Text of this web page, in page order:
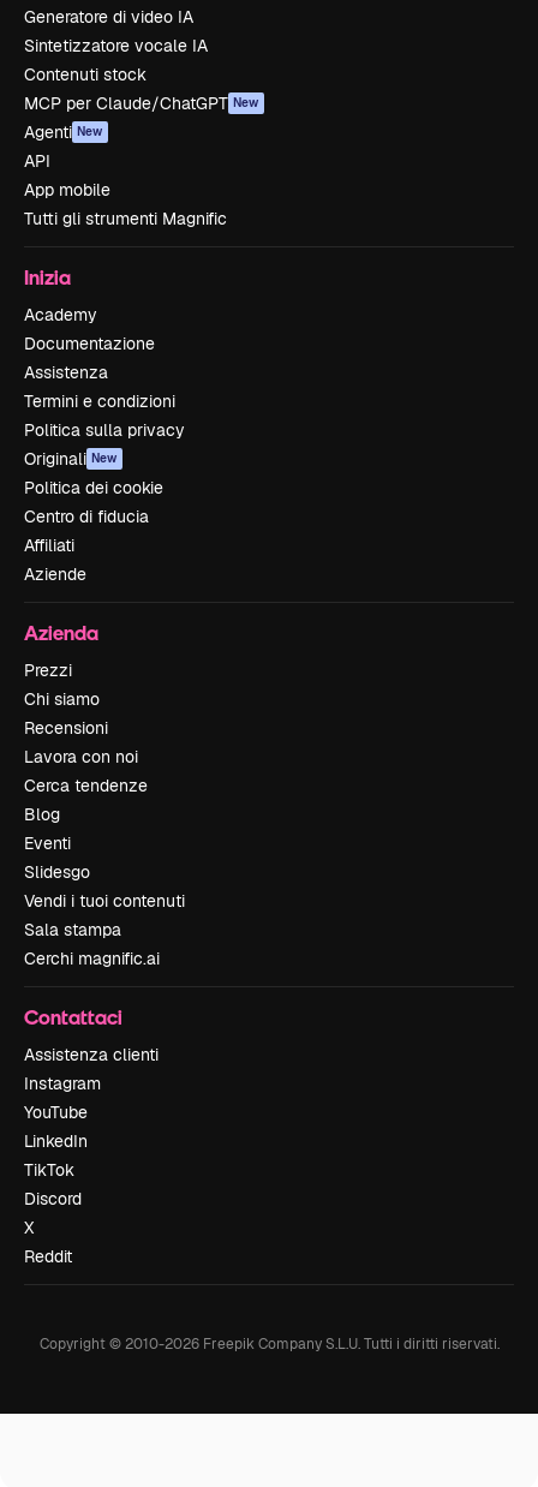
Generatore di video IA
Sintetizzatore vocale IA
Contenuti stock
MCP per Claude/ChatGPT New
Agenti New
API
App mobile
Tutti gli strumenti Magnific
Inizia
Academy
Documentazione
Assistenza
Termini e condizioni
Politica sulla privacy
Originali New
Politica dei cookie
Centro di fiducia
Affiliati
Aziende
Azienda
Prezzi
Chi siamo
Recensioni
Lavora con noi
Cerca tendenze
Blog
Eventi
Slidesgo
Vendi i tuoi contenuti
Sala stampa
Cerchi magnific.ai
Contattaci
Assistenza clienti
Instagram
YouTube
LinkedIn
TikTok
Discord
X
Reddit
Copyright © 2010-2026Freepik Company S.L.U. Tutti i diritti riservati.